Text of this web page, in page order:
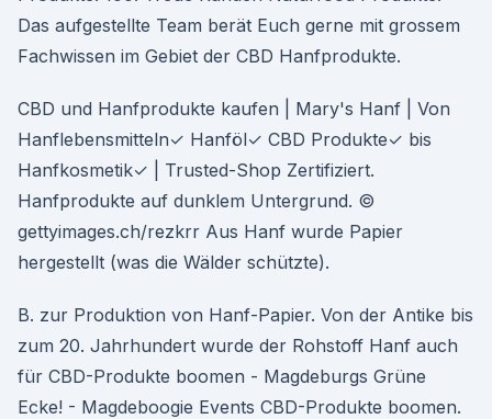
Das aufgestellte Team berät Euch gerne mit grossem
Fachwissen im Gebiet der CBD Hanfprodukte.
CBD und Hanfprodukte kaufen | Mary's Hanf | Von
Hanflebensmitteln✓ Hanföl✓ CBD Produkte✓ bis
Hanfkosmetik✓ | Trusted-Shop Zertifiziert.
Hanfprodukte auf dunklem Untergrund. ©
gettyimages.ch/rezkrr Aus Hanf wurde Papier
hergestellt (was die Wälder schützte).
B. zur Produktion von Hanf-Papier. Von der Antike bis
zum 20. Jahrhundert wurde der Rohstoff Hanf auch
für CBD-Produkte boomen - Magdeburgs Grüne
Ecke! - Magdeboogie Events CBD-Produkte boomen.